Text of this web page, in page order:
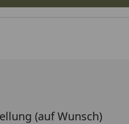
(auf Wunsch)